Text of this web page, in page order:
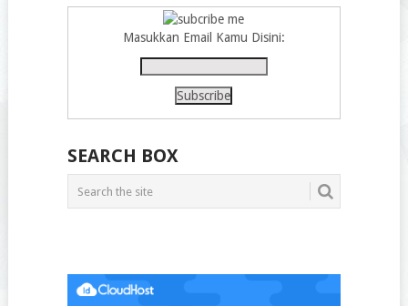
Masukkan Email Kamu Disini:
SEARCH BOX